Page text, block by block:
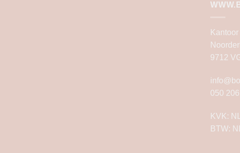
Kantoor
9712
050
KVK:
BTW: